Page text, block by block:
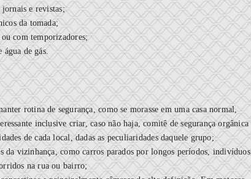
jornais e revistas;
da tomada;
com temporizadores;
água de gás.
rotina de segurança, como se morasse em uma casa normal,
inclusive criar, caso não haja, comitê de segurança orgânica
de cada local, dadas as peculiaridades daquele grupo;
da vizinhança, como carros parados por longos períodos, indivíduos
na rua ou bairro;